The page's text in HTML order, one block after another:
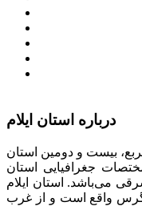
درباره استان ایلام
کیلومتر مربع، بیست و دومین استان
جغرافیایی استان
۴۶٫۴۲۲۶۴۹° شرقی می‌باشد. استان ایلام
واقع است و از غرب